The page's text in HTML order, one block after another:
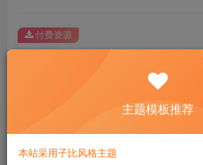
此内容为付费资源，请付费后查看
￥9.9
付费资源
主题模板推荐
本站采用子比风格主题